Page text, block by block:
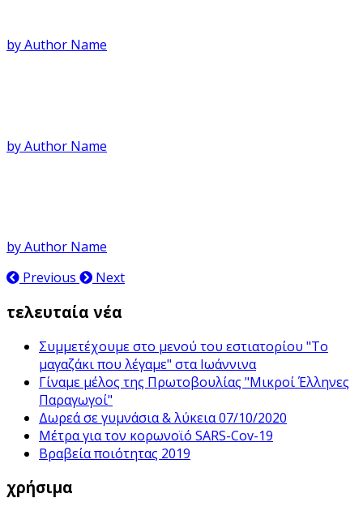
by Author Name
by Author Name
by Author Name
Previous
Next
τελευταία νέα
Συμμετέχουμε στο μενού του εστιατορίου "Το
μαγαζάκι που λέγαμε" στα Ιωάννινα
Γίναμε μέλος της Πρωτοβουλίας "Μικροί Έλληνες
Παραγωγοί"
Δωρεά σε γυμνάσια & λύκεια 07/10/2020
Μέτρα για τον κορωνοϊό SARS-Cov-19
Βραβεία ποιότητας 2019
χρήσιμα